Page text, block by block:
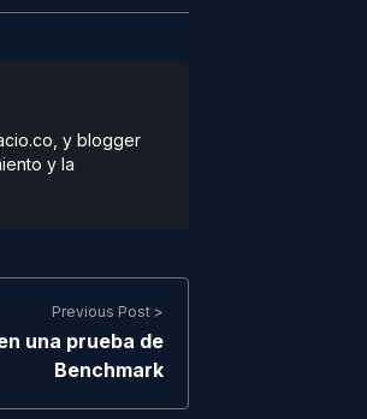
y blogger
y la
Previous Post >
una prueba de
Benchmark